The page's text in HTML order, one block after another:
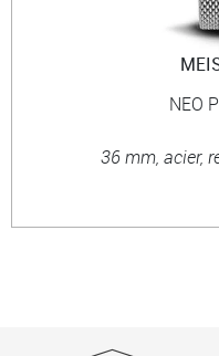
NEO
36 mm, acier,